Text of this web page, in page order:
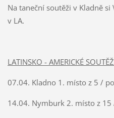
Na taneční soutěži v Kladně
v LA.
LATINSKO - AMERICKÉ
07.04. Kladno 1. místo z 5 /
14.04. Nymburk 2. místo z 15